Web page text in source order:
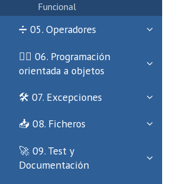
Funcional
➗ 05. Operadores
🏄‍♂️ 06. Programación
orientada a objetos
🛠 07. Excepciones
📥 08. Ficheros
🚀 09. Test y
Documentación